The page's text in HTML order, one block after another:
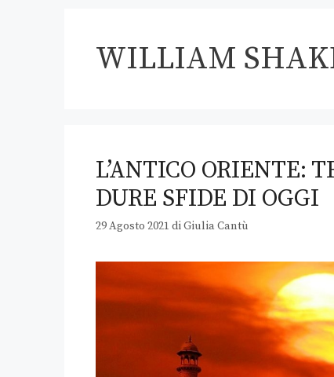
WILLIAM
L’ANTICO ORIENTE:
DURE SFIDE DI OGGI
29 Agosto 2021 diGiulia Cantù